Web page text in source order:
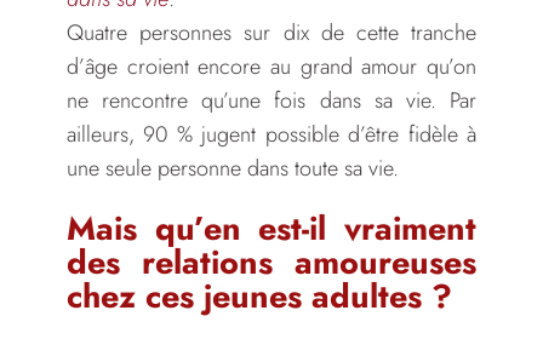
Quatre personnes sur dix de cette tranche
d’âge croient encore au grand amour qu’on
ne rencontre qu’une fois dans sa vie. Par
ailleurs, 90 % jugent possible d’être fidèle à
une seule personne dans toute sa vie.
Mais qu’en est-il vraiment
des relations amoureuses
chez ces jeunes adultes ?